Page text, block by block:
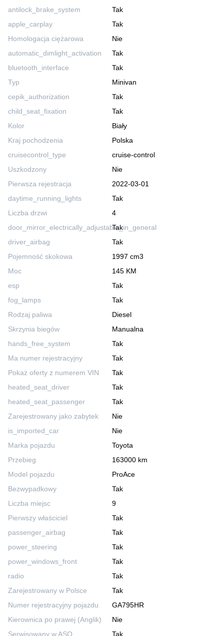
antilock_brake_system
Tak
apple_carplay
Tak
Homologacja ciężarowa
Nie
automatic_dimlight_activation
Tak
bluetooth_interface
Tak
Typ
Minivan
cepik_authorization
Tak
child_seat_fixation
Tak
Kolor
Biały
Kraj pochodzenia
Polska
cruisecontrol_type
cruise-control
Uszkodzony
Nie
Pierwsza rejestracja
2022-03-01
daytime_running_lights
Tak
Liczba drzwi
4
door_mirror_electrically_adjustable_in_general
Tak
driver_airbag
Tak
Pojemność skokowa
1997 cm3
Moc
145 KM
esp
Tak
fog_lamps
Tak
Rodzaj paliwa
Diesel
Skrzynia biegów
Manualna
hands_free_system
Tak
Ma numer rejestracyjny
Tak
Pokaż oferty z numerem VIN
Tak
heated_seat_driver
Tak
heated_seat_passenger
Tak
Zarejestrowany jako zabytek
Nie
is_imported_car
Nie
Marka pojazdu
Toyota
Przebieg
163000 km
Model pojazdu
ProAce
Bezwypadkowy
Tak
Liczba miejsc
9
Pierwszy właściciel
Tak
passenger_airbag
Tak
power_steering
Tak
power_windows_front
Tak
radio
Tak
Zarejestrowany w Polsce
Tak
Numer rejestracyjny pojazdu
GA795HR
Kierownica po prawej (Anglik)
Nie
Serwisowany w ASO
Tak